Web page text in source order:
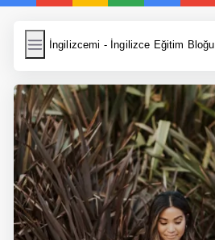
İngilizcemi - İngilizce Eğitim Bloğu
İngilizcemi
Resim Yükle
Wordpress Cache
Anasayfa
İngilizce Yemek Tarifleri